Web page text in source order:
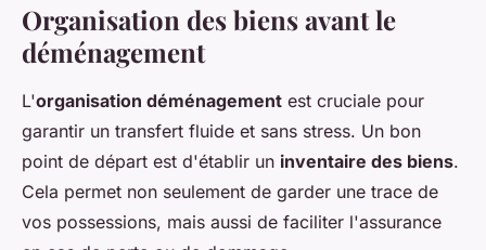
Organisation des biens avant le
déménagement
L'organisation déménagement est cruciale pour
garantir un transfert fluide et sans stress. Un bon
point de départ est d'établir un inventaire des biens.
Cela permet non seulement de garder une trace de
vos possessions, mais aussi de faciliter l'assurance